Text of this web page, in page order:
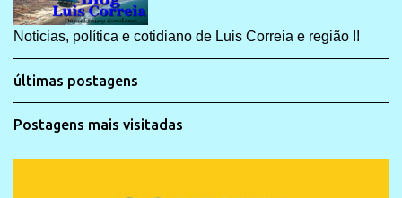
Noticias, política e cotidiano de Luis Correia e região !!
últimas postagens
Postagens mais visitadas